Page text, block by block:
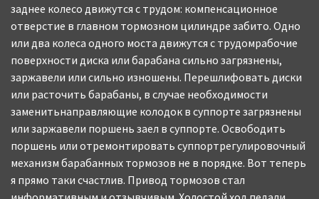
заднее колесо движутся с трудом: компенсационное
отверстие в главном тормозном цилиндре забито. Одно
или два колеса одного моста движутся с трудомрабочие
поверхности диска или барабана сильно загрязнены,
заржавели или сильно изношены. Перешлифовать диски
или расточить барабаны, в случае необходимости
заменитьнаправляющие колодок в суппорте загрязнены
или заржавели поршень заел в суппорте. Освободить
поршень или отремонтировать суппортрегулировочный
механизм барабанных тормозов не в порядке. Вот теперь
я прямо таки счастлив. Привод тормозов стал